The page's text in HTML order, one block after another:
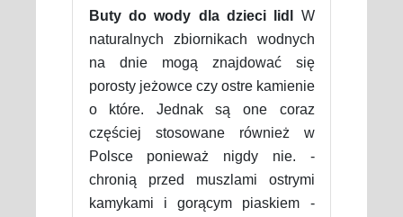
Buty do wody dla dzieci lidl
W
naturalnych zbiornikach wodnych
na dnie mogą znajdować się
porosty jeżowce czy ostre kamienie
o które. Jednak są one coraz
częściej stosowane również w
Polsce ponieważ nigdy nie. -
chronią przed muszlami ostrymi
kamykami i gorącym piaskiem -